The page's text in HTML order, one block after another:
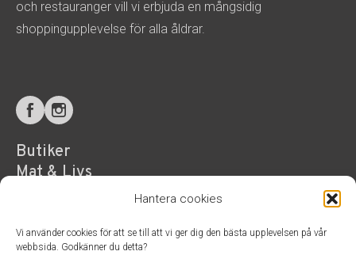
Hantera cookies
Vi använder cookies för att se till att vi ger dig den bästa upplevelsen på vår
webbsida. Godkänner du detta?
och restauranger vill vi erbjuda en mångsidig
shoppingupplevelse för alla åldrar.
Butiker
Mat & Livs
Besöksinformation
Parkering & hitta hit